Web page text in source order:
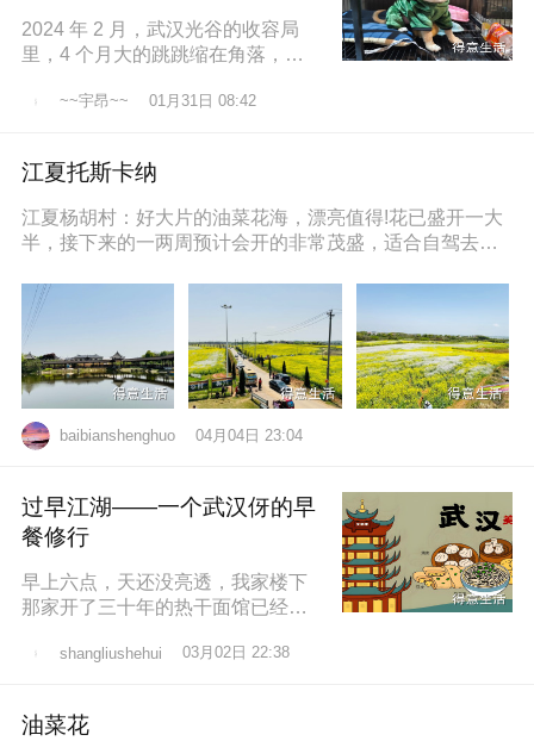
2024 年 2 月，武汉光谷的收容局
里，4 个月大的跳跳缩在角落，土
的眼睛怯生生望着来人。我们俱乐
~~宇昂~~ 01月31日 08:42
江夏托斯卡纳
江夏杨胡村：好大片的油菜花海，漂亮值得!花已盛开一大
半，接下来的一两周预计会开的非常茂盛，适合自驾去拍
baibianshenghuo 04月04日 23:04
过早江湖——一个武汉伢的早
餐修行
早上六点，天还没亮透，我家楼下
那家开了三十年的热干面馆已经排
速快得像弹钢琴。一勺芝麻酱、半
shangliushehui 03月02日 22:38
油菜花